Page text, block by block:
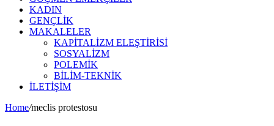
KADIN
GENÇLİK
MAKALELER
KAPİTALİZM ELEŞTİRİSİ
SOSYALİZM
POLEMİK
BİLİM-TEKNİK
ILETIŞIM
Home/meclis protestosu